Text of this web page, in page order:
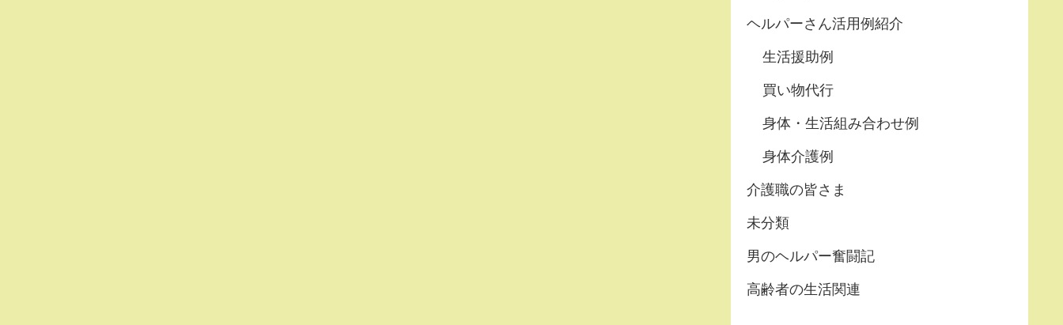
ヘルパーさん活用例紹介
生活援助例
買い物代行
身体・生活組み合わせ例
身体介護例
介護職の皆さま
未分類
男のヘルパー奮闘記
高齢者の生活関連